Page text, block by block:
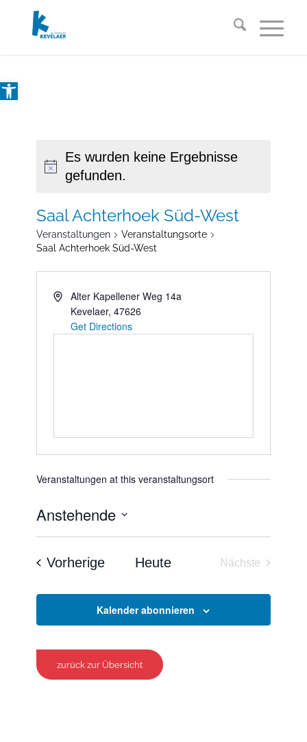
Open toolbar
Es wurden keine Ergebnisse
gefunden.
Saal Achterhoek Süd-West
Veranstaltungen
Veranstaltungsorte
Saal Achterhoek Süd-West
Alter Kapellener Weg 14a
Kevelaer, 47626
Get Directions
Veranstaltungen at this veranstaltungsort
Anstehende
Datum
wählen.
VorherigeVeranstaltungen
Heute
Nächste
Kalender abonnieren
zurück zur Übersicht